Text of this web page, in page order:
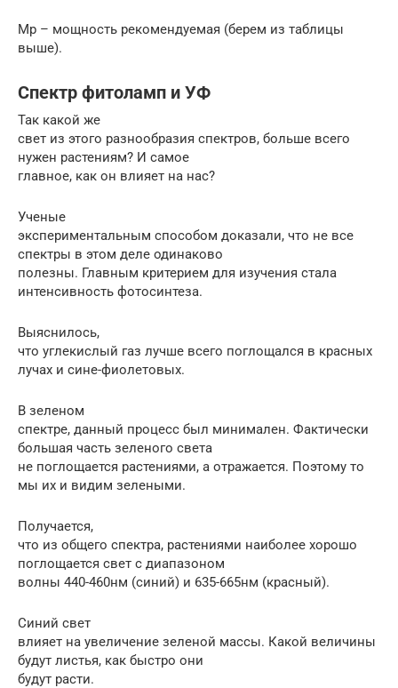
Мр – мощность рекомендуемая (берем из таблицы
выше).
Спектр фитоламп и УФ
Так какой же
свет из этого разнообразия спектров, больше всего
нужен растениям? И самое
главное, как он влияет на нас?
Ученые
экспериментальным способом доказали, что не все
спектры в этом деле одинаково
полезны. Главным критерием для изучения стала
интенсивность фотосинтеза.
Выяснилось,
что углекислый газ лучше всего поглощался в красных
лучах и сине-фиолетовых.
В зеленом
спектре, данный процесс был минимален. Фактически
большая часть зеленого света
не поглощается растениями, а отражается. Поэтому то
мы их и видим зелеными.
Получается,
что из общего спектра, растениями наиболее хорошо
поглощается свет с диапазоном
волны 440-460нм (синий) и 635-665нм (красный).
Синий свет
влияет на увеличение зеленой массы. Какой величины
будут листья, как быстро они
будут расти.